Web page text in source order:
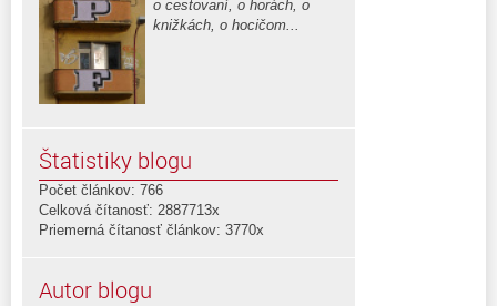
o cestovaní, o horách, o
knižkách, o hocičom...
Štatistiky blogu
Počet článkov: 766
Celková čítanosť: 2887713x
Priemerná čítanosť článkov: 3770x
Autor blogu